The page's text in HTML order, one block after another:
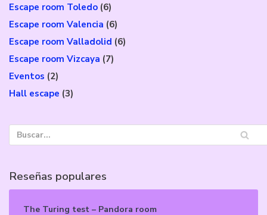
Escape room Toledo (6)
Escape room Valencia (6)
Escape room Valladolid (6)
Escape room Vizcaya (7)
Eventos (2)
Hall escape (3)
Reseñas populares
The Turing test – Pandora room